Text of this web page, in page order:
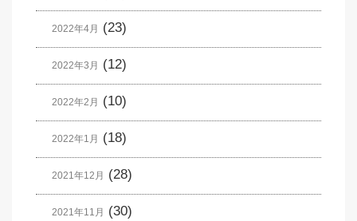
2022年4月 (23)
2022年3月 (12)
2022年2月 (10)
2022年1月 (18)
2021年12月 (28)
2021年11月 (30)